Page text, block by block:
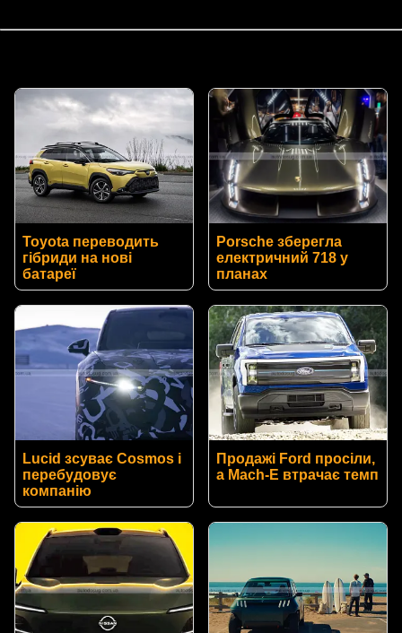
Toyota переводить
гібриди на нові
батареї
Porsche зберегла
електричний 718 у
планах
Lucid зсуває Cosmos і
перебудовує
компанію
Продажі Ford просіли,
а Mach-E втрачає темп